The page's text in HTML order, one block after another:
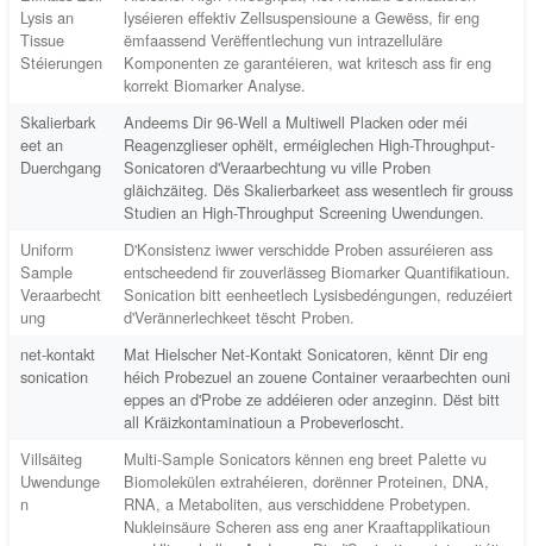
Lysis an
Tissue
Stéierungen
lyséieren effektiv Zellsuspensioune a Gewëss, fir eng
ëmfaassend Verëffentlechung vun intrazelluläre
Komponenten ze garantéieren, wat kritesch ass fir eng
korrekt Biomarker Analyse.
Skalierbark
eet an
Duerchgang
Andeems Dir 96-Well a Multiwell Placken oder méi
Reagenzglieser ophëlt, erméiglechen High-Throughput-
Sonicatoren d'Veraarbechtung vu ville Proben
gläichzäiteg. Dës Skalierbarkeet ass wesentlech fir grouss
Studien an High-Throughput Screening Uwendungen.
Uniform
Sample
Veraarbecht
ung
D'Konsistenz iwwer verschidde Proben assuréieren ass
entscheedend fir zouverlässeg Biomarker Quantifikatioun.
Sonication bitt eenheetlech Lysisbedéngungen, reduzéiert
d'Verännerlechkeet tëscht Proben.
net-kontakt
sonication
Mat Hielscher Net-Kontakt Sonicatoren, kënnt Dir eng
héich Probezuel an zouene Container veraarbechten ouni
eppes an d'Probe ze addéieren oder anzeginn. Dëst bitt
all Kräizkontaminatioun a Probeverloscht.
Villsäiteg
Uwendunge
n
Multi-Sample Sonicators kënnen eng breet Palette vu
Biomolekülen extrahéieren, dorënner Proteinen, DNA,
RNA, a Metaboliten, aus verschiddene Probetypen.
Nukleinsäure Scheren ass eng aner Kraaftapplikatioun